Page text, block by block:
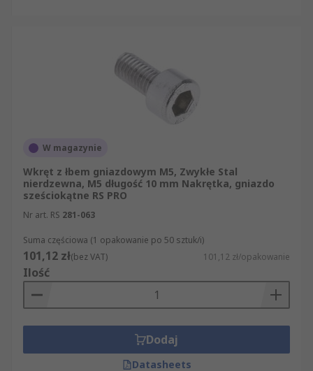
W magazynie
Wkręt z łbem gniazdowym M5, Zwykłe Stal
nierdzewna, M5 długość 10 mm Nakrętka, gniazdo
sześciokątne RS PRO
Nr art. RS 281-063
Suma częściowa (1 opakowanie po 50 sztuk/i)
101,12 zł(bez VAT) 101,12 zł/opakowanie
Ilość
Dodaj
Datasheets